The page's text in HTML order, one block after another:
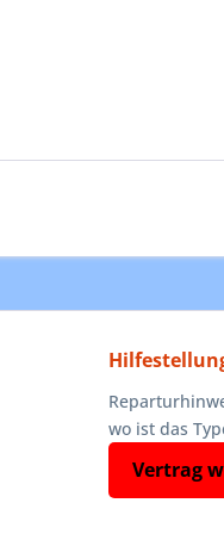
wo ist das
Vertrag